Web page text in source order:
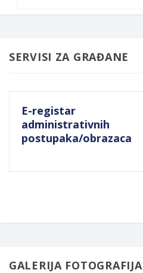
SERVISI ZA GRAĐANE
E-registar
administrativnih
postupaka/obrazaca
GALERIJA FOTOGRAFIJA